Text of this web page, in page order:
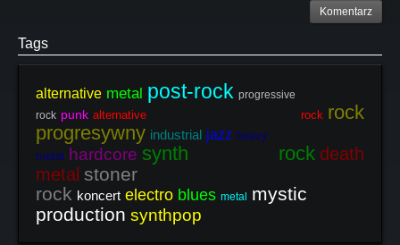
Komentarz
Tags
alternative metal post-rock progressive
rock punk alternative rock rock
progresywny industrial jazz heavy
metal
hardcore synth rock death
metal stoner
rock koncert electro blues metal
mystic
production synthpop